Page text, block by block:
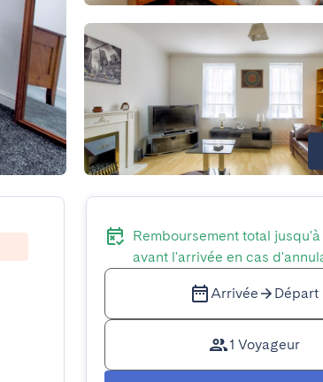
Remboursement total
avant l'arrivée en cas
Arrivée Départ
1 Voyageur